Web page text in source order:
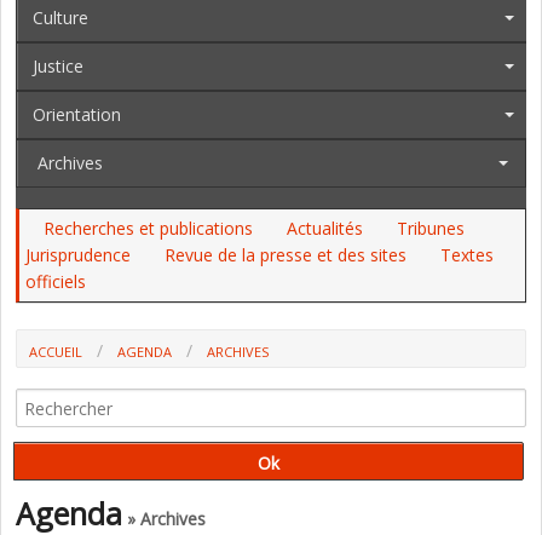
Culture
Justice
Orientation
Archives
Recherches et publications Actualités
Tribunes
Jurisprudence
Revue de la presse et des sites
Textes
officiels
ACCUEIL AGENDA
ARCHIVES
INTERNATIONALE DES CEMEA)
Agenda » Archives